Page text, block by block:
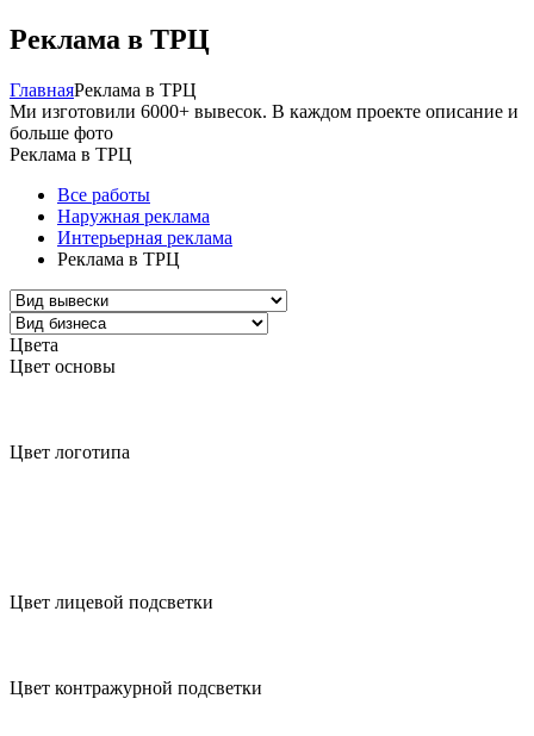
Реклама в ТРЦ
ГлавнаяРеклама в ТРЦ
Ми изготовили 6000+ вывесок. В каждом проекте описание и
больше фото
Реклама в ТРЦ
Все работы
Наружная реклама
Интерьерная реклама
Реклама в ТРЦ
Цвета
Цвет основы
Цвет логотипа
Цвет лицевой подсветки
Цвет контражурной подсветки